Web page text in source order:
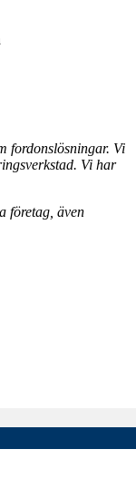
fordonslösningar. Vi
Vi har
företag, även